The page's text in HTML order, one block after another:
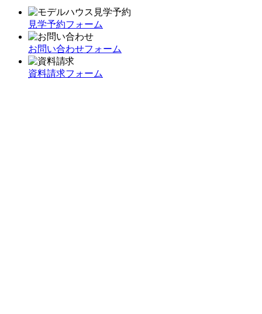
見学予約フォーム
お問い合わせフォーム
資料請求フォーム